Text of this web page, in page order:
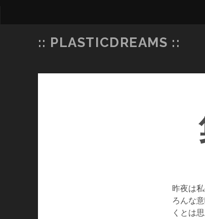
:: PLASTICDREAMS ::
昨夜は
ろんな
くとは